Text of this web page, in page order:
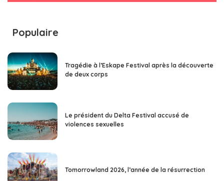
Populaire
Tragédie à l’Eskape Festival après la découverte
de deux corps
Le président du Delta Festival accusé de
violences sexuelles
Tomorrowland 2026, l’année de la résurrection